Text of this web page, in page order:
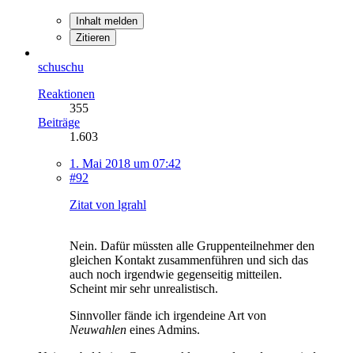
Inhalt melden
Zitieren
schuschu
Reaktionen
355
Beiträge
1.603
1. Mai 2018 um 07:42
#92
Zitat von lgrahl
Nein. Dafür müssten alle Gruppenteilnehmer den
gleichen Kontakt zusammenführen und sich das
auch noch irgendwie gegenseitig mitteilen.
Scheint mir sehr unrealistisch.
Sinnvoller fände ich irgendeine Art von
Neuwahlen eines Admins.